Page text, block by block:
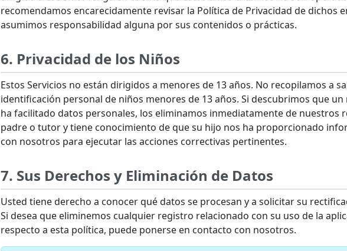
recomendamos encarecidamente revisar la Política de Privacidad de dichos
asumimos responsabilidad alguna por sus contenidos o prácticas.
6. Privacidad de los Niños
Estos Servicios no están dirigidos a menores de 13 años. No recopilamos a
identificación personal de niños menores de 13 años. Si descubrimos que
ha facilitado datos personales, los eliminamos inmediatamente de nuestros
padre o tutor y tiene conocimiento de que su hijo nos ha proporcionado
con nosotros para ejecutar las acciones correctivas pertinentes.
7. Sus Derechos y Eliminación de Datos
Usted tiene derecho a conocer qué datos se procesan y a solicitar su
Si desea que eliminemos cualquier registro relacionado con su uso de la
respecto a esta política, puede ponerse en contacto con nosotros.